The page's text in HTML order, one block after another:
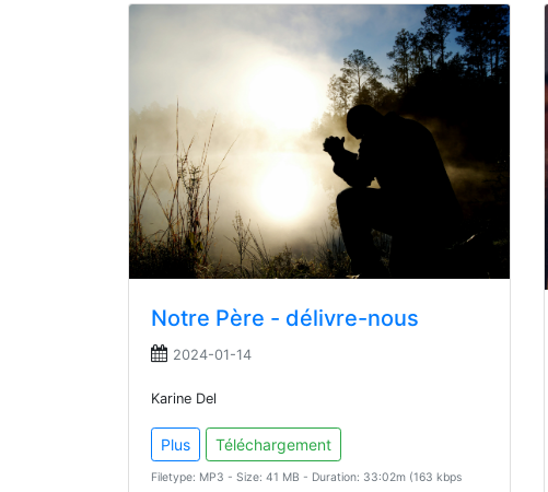
Notre Père - délivre-nous
2024-01-14
Karine Del
Plus Téléchargement
Filetype: MP3 - Size: 41 MB - Duration: 33:02m (163 kbps